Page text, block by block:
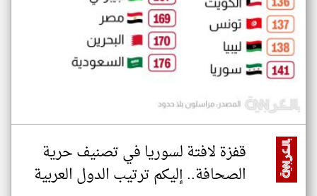
قفزة لافتة لسوريا في تصنيف حرية
الصحافة.. إليكم ترتيب الدول العربية